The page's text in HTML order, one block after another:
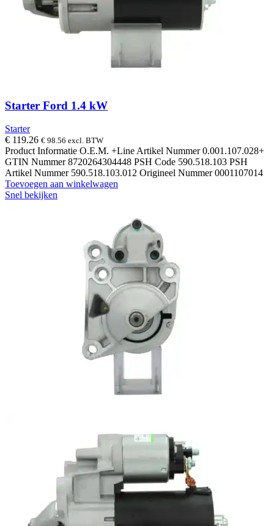
Starter Ford 1.4 kW
Starter
€ 119.26 € 98.56 excl. BTW
Product Informatie O.E.M. +Line Artikel Nummer 0.001.107.028+
GTIN Nummer 8720264304448 PSH Code 590.518.103 PSH
Artikel Nummer 590.518.103.012 Origineel Nummer 0001107014
Toevoegen aan winkelwagen
Snel bekijken